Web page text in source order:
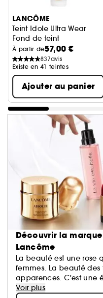
Ignorer le carrousel
LANCÔME
Teint Idole Ultra Wear
Fond de teint
À partir de57,00 €
837avis
Existe en 41 teintes
Ajouter au panier
Découvrir la marque
Lancôme
La beauté est une rose
femmes. La beauté
apparences. C'est une
éveil de tous les sens,
Voir plus